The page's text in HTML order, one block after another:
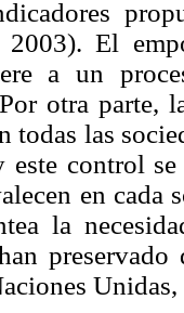
2003). El
a un
otra parte,
todas las
control
en cada
la